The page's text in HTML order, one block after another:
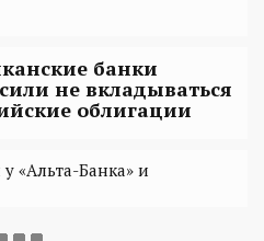
банки
не вкладываться
облигации
«Альта-Банка» и